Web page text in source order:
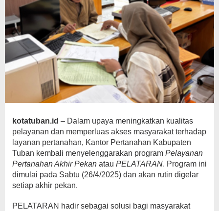
kotatuban.id – Dalam upaya meningkatkan kualitas
pelayanan dan memperluas akses masyarakat terhadap
layanan pertanahan, Kantor Pertanahan Kabupaten
Tuban kembali menyelenggarakan program Pelayanan
Pertanahan Akhir Pekan atau PELATARAN. Program ini
dimulai pada Sabtu (26/4/2025) dan akan rutin digelar
setiap akhir pekan.
PELATARAN hadir sebagai solusi bagi masyarakat